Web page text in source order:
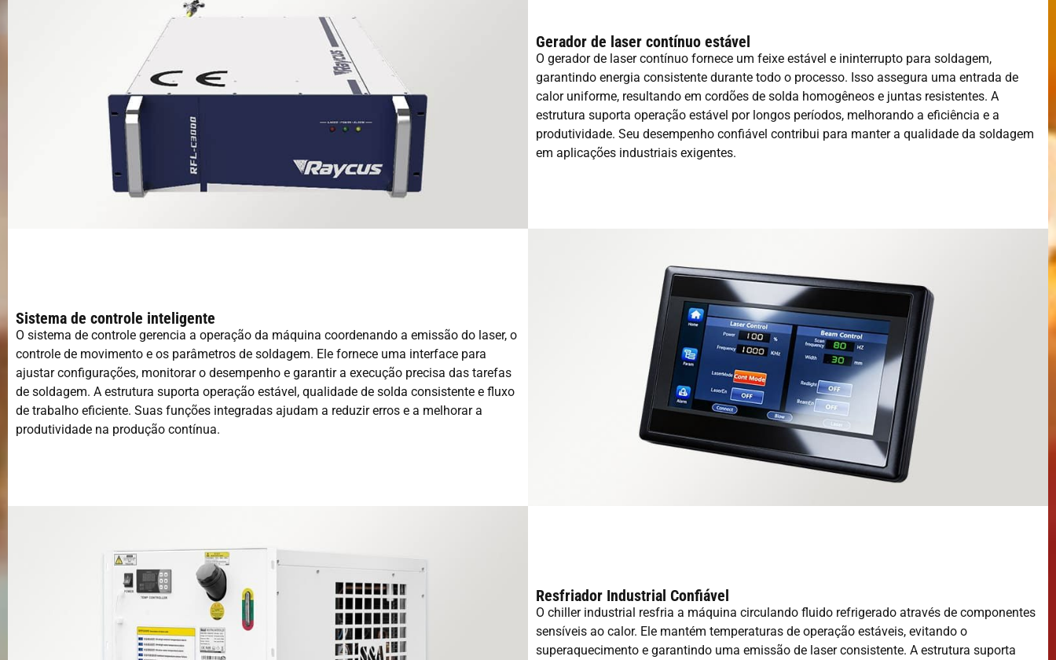
Gerador de laser contínuo estável
O gerador de laser contínuo fornece um feixe estável e ininterrupto para soldagem,
garantindo energia consistente durante todo o processo. Isso assegura uma entrada de
calor uniforme, resultando em cordões de solda homogêneos e juntas resistentes. A
estrutura suporta operação estável por longos períodos, melhorando a eficiência e a
produtividade. Seu desempenho confiável contribui para manter a qualidade da soldagem
em aplicações industriais exigentes.
Sistema de controle inteligente
O sistema de controle gerencia a operação da máquina coordenando a emissão do laser, o
controle de movimento e os parâmetros de soldagem. Ele fornece uma interface para
ajustar configurações, monitorar o desempenho e garantir a execução precisa das tarefas
de soldagem. A estrutura suporta operação estável, qualidade de solda consistente e fluxo
de trabalho eficiente. Suas funções integradas ajudam a reduzir erros e a melhorar a
produtividade na produção contínua.
Resfriador Industrial Confiável
O chiller industrial resfria a máquina circulando fluido refrigerado através de componentes
sensíveis ao calor. Ele mantém temperaturas de operação estáveis, evitando o
superaquecimento e garantindo uma emissão de laser consistente. A estrutura suporta